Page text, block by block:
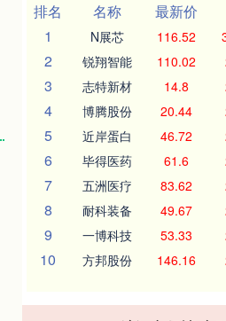
排名
名称 最新价
1
N展芯 116.52
2 锐翔智能 110.02
3 志特新材 14.8
4 博腾股份 20.44
5 近岸蛋白 46.72
6 毕得医药 61.6
7 五洲医疗 83.62
8 耐科装备 49.67
9 一博科技 53.33
10 方邦股份 146.16